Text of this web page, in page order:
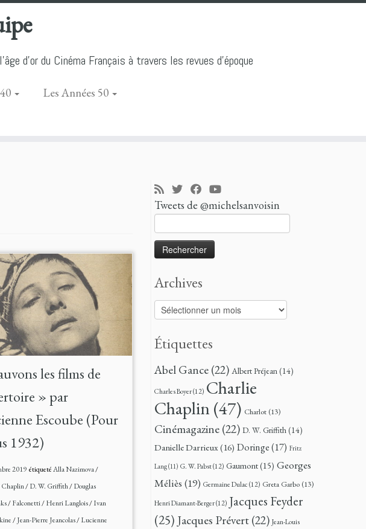
d'or du Cinéma Français à travers les revues d'époque
Les Années 50
les films de
» par
Escoube (Pour
1932)
2019étiquetéAlla Nazimova/
Chaplin/D. W. Griffith/Douglas
/Falconetti/Henri Langlois/Ivan
/Jean-Pierre Jeancolas/Lucienne
Tweets de @michelsanvoisin
Archives
Archives
Étiquettes
Abel Gance(22) Albert Préjean(14)
Charles Boyer(12) Charlie
Chaplin(47) Charlot (13)
Cinémagazine(22) D. W. Griffith(14)
Danielle Darrieux(16) Doringe(17) Fritz
Lang(11) G. W. Pabst(12) Gaumont(15) Georges
Méliès (19) Germaine Dulac (12) Greta Garbo (13)
Henri Diamant-Berger(12) Jacques Feyder
(25) Jacques Prévert(22) Jean-Louis